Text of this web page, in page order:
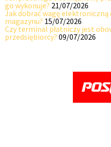
go wykonuje? 21/07/2026
Jak dobrać wagę
magazynu? 15/07/2026
Czy terminal płatniczy jest
przedsiębiorcy? 09/07/2026